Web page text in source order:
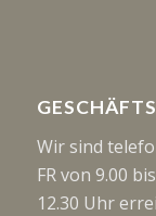
Wir sind
FR von 9.00
12.30 Uhr